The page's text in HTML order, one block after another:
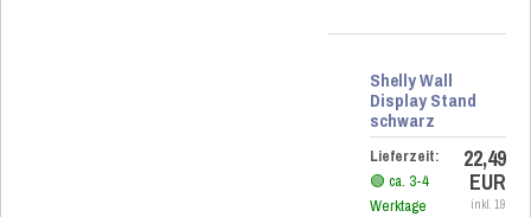
Shelly Wall
Display Stand
schwarz
Lieferzeit:
🟢 ca. 3-4
Werktage
22,49
EUR
inkl. 19